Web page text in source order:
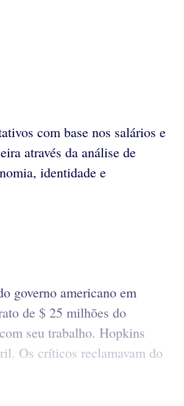
com base nos salários e
através da análise de
identidade e
governo americano em
de $ 25 milhões do
seu trabalho. Hopkins
Os críticos reclamavam do